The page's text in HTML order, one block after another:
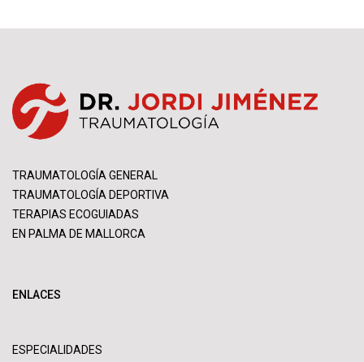
TRAUMATOLOGÍA GENERAL
TRAUMATOLOGÍA DEPORTIVA
TERAPIAS ECOGUIADAS
EN PALMA DE MALLORCA
ENLACES
ESPECIALIDADES